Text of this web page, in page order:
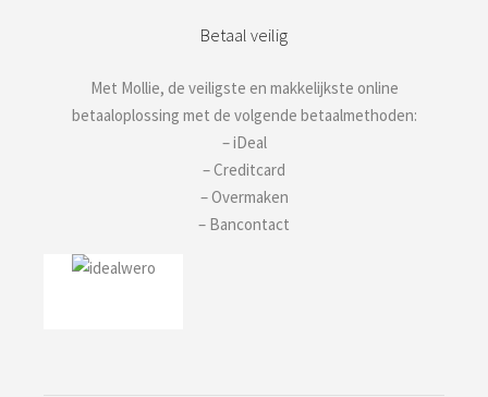
Betaal veilig
Met Mollie, de veiligste en makkelijkste online
betaaloplossing met de volgende betaalmethoden:
– iDeal
– Creditcard
– Overmaken
– Bancontact